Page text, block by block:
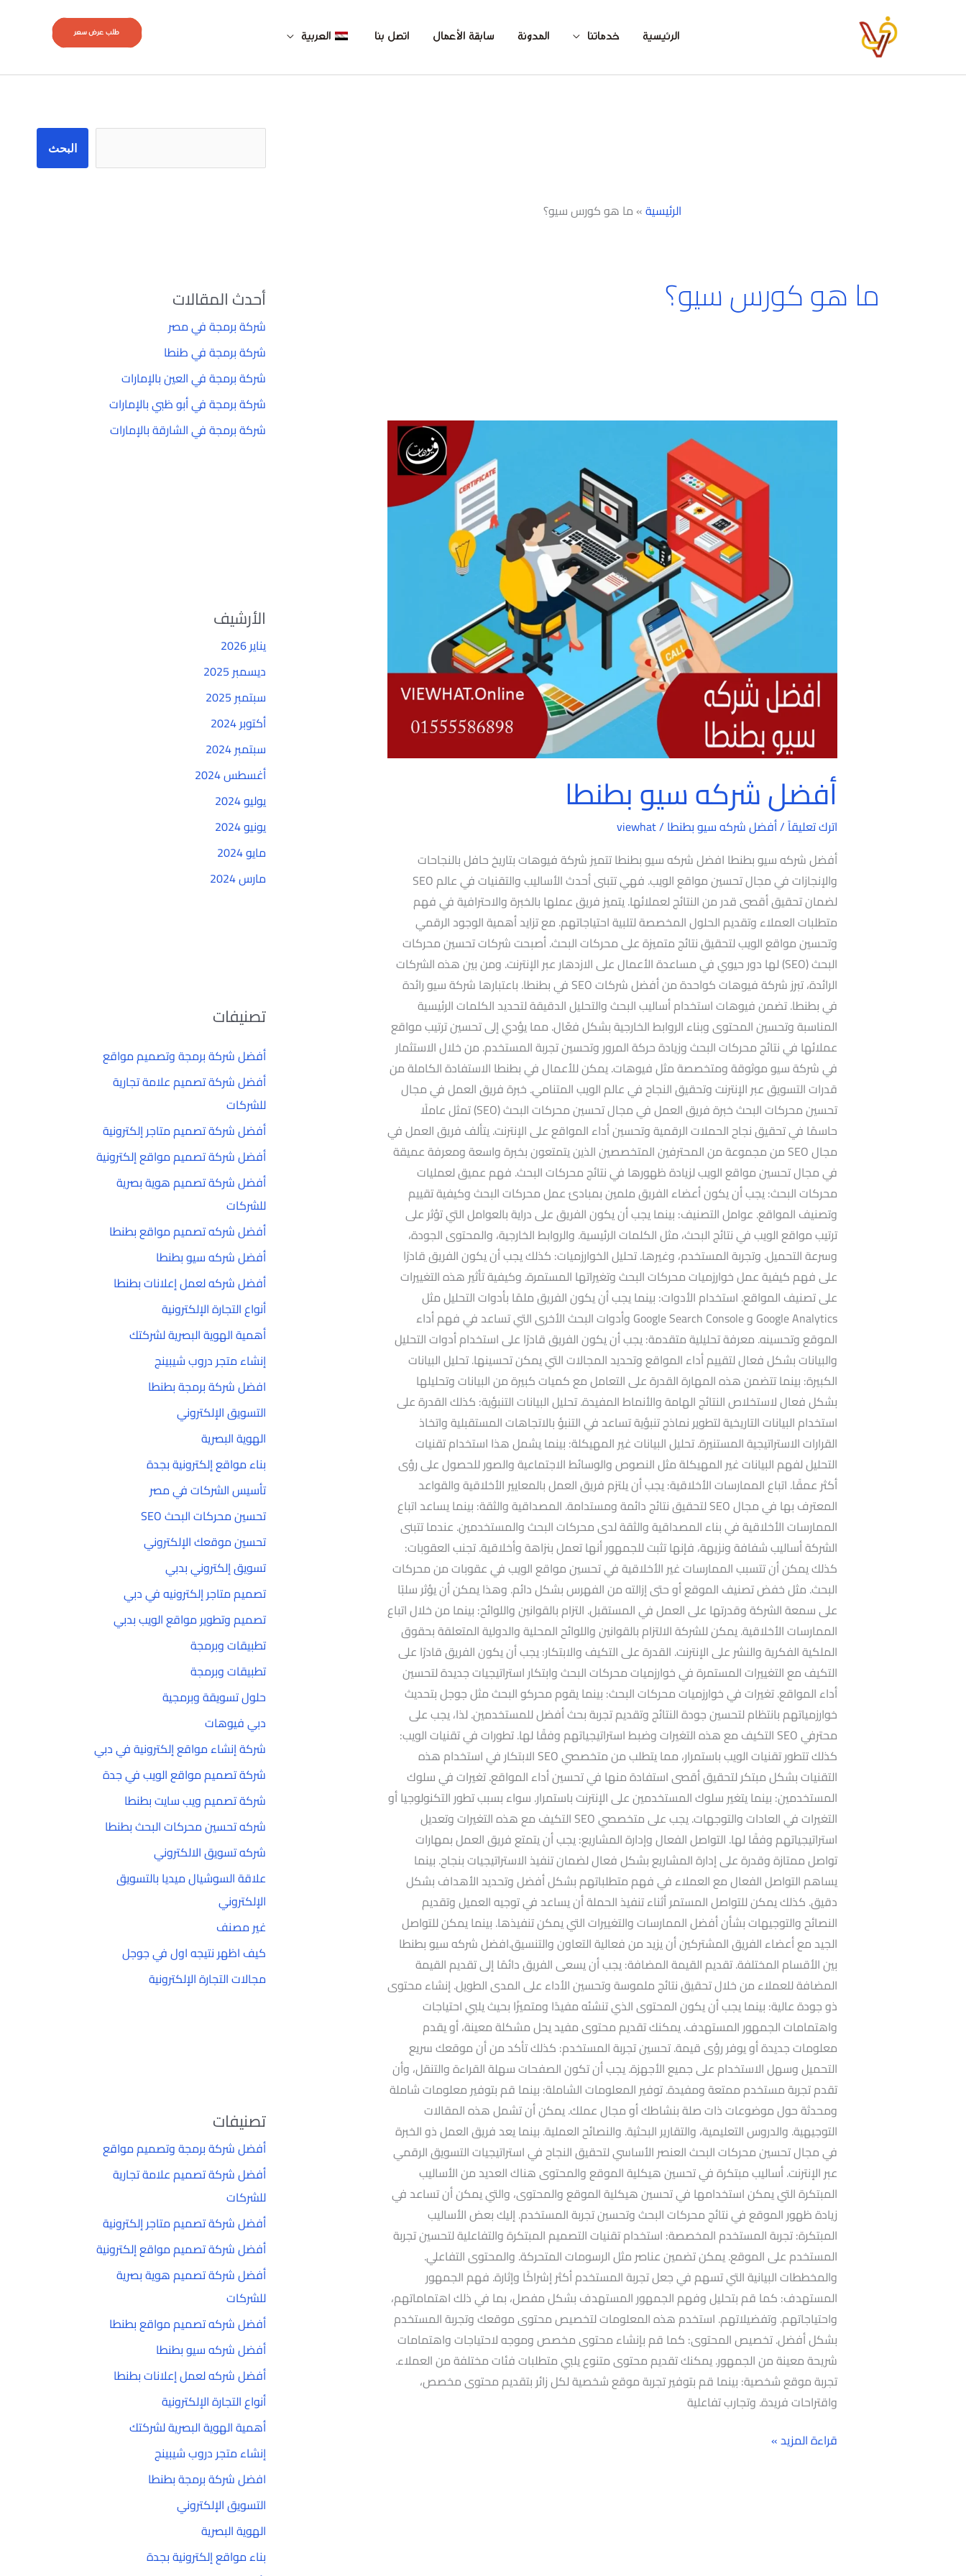
الرئيسية خدماتنا المدونة سابقة الأعمال اتصل بنا العربية طلب عرض سعر
الرئيسية» ما هو كورس سيو؟
ما هو كورس سيو؟
أفضل شركه سيو بطنطا
اترك تعليقاً/أفضل شركه سيو بطنطا /
viewhat
أفضل شركه سيو بطنطا افضل شركه سيو بطنطا تتميز شركة فيوهات بتاريخ حافل بالنجاحات
والإنجازات في مجال تحسين مواقع الويب. فهي تتبنى أحدث الأساليب والتقنيات في عالم SEO
لضمان تحقيق أقصى قدر من النتائج لعملائها. يتميز فريق عملها بالخبرة والاحترافية في فهم
متطلبات العملاء وتقديم الحلول المخصصة لتلبية احتياجاتهم. مع تزايد أهمية الوجود الرقمي
وتحسين مواقع الويب لتحقيق نتائج متميزة على محركات البحث. أصبحت شركات تحسين محركات
البحث (SEO) لها دور حيوي في مساعدة الأعمال على الازدهار عبر الإنترنت. ومن بين هذه الشركات
الرائدة، تبرز شركة فيوهات كواحدة من أفضل شركات SEO في بطنطا. باعتبارها شركة سيو رائدة
في بطنطا. تضمن فيوهات استخدام أساليب البحث والتحليل الدقيقة لتحديد الكلمات الرئيسية
المناسبة وتحسين المحتوى وبناء الروابط الخارجية بشكل فعّال. مما يؤدي إلى تحسين ترتيب مواقع
عملائها في نتائج محركات البحث وزيادة حركة المرور وتحسين تجربة المستخدم. من خلال الاستثمار
في شركة سيو موثوقة ومتخصصة مثل فيوهات. يمكن للأعمال في بطنطا الاستفادة الكاملة من
قدرات التسويق عبر الإنترنت وتحقيق النجاح في عالم الويب المتنامي. خبرة فريق العمل في مجال
تحسين محركات البحث خبرة فريق العمل في مجال تحسين محركات البحث (SEO) تمثل عاملًا
حاسمًا في تحقيق نجاح الحملات الرقمية وتحسين أداء المواقع على الإنترنت. يتألف فريق العمل في
مجال SEO من مجموعة من المحترفين المتخصصين الذين يتمتعون بخبرة واسعة ومعرفة عميقة
في مجال تحسين مواقع الويب لزيادة ظهورها في نتائج محركات البحث. فهم عميق لعمليات
محركات البحث: يجب أن يكون أعضاء الفريق ملمين بمبادئ عمل محركات البحث وكيفية تقييم
وتصنيف المواقع. عوامل التصنيف: بينما يجب أن يكون الفريق على دراية بالعوامل التي تؤثر على
ترتيب مواقع الويب في نتائج البحث، مثل الكلمات الرئيسية. والروابط الخارجية، والمحتوى الجودة،
وسرعة التحميل. وتجربة المستخدم، وغيرها. تحليل الخوارزميات: كذلك يجب أن يكون الفريق قادرًا
على فهم كيفية عمل خوارزميات محركات البحث وتغيراتها المستمرة. وكيفية تأثير هذه التغييرات
على تصنيف المواقع. استخدام الأدوات: بينما يجب أن يكون الفريق ملمًا بأدوات التحليل مثل
Google Analytics و Google Search Console وأدوات البحث الأخرى التي تساعد في فهم أداء
الموقع وتحسينه. معرفة تحليلية متقدمة: يجب أن يكون الفريق قادرًا على استخدام أدوات التحليل
والبيانات بشكل فعال لتقييم أداء المواقع وتحديد المجالات التي يمكن تحسينها. تحليل البيانات
الكبيرة: بينما تتضمن هذه المهارة القدرة على التعامل مع كميات كبيرة من البيانات وتحليلها
بشكل فعال لاستخلاص النتائج الهامة والأنماط المفيدة. تحليل البيانات التنبؤية: كذلك القدرة على
استخدام البيانات التاريخية لتطوير نماذج تنبؤية تساعد في التنبؤ بالاتجاهات المستقبلية واتخاذ
القرارات الاستراتيجية المستنيرة. تحليل البيانات غير المهيكلة: بينما يشمل هذا استخدام تقنيات
التحليل لفهم البيانات غير المهيكلة مثل النصوص والوسائط الاجتماعية والصور للحصول على رؤى
أكثر عمقًا. اتباع الممارسات الأخلاقية: يجب أن يلتزم فريق العمل بالمعايير الأخلاقية والقواعد
المعترف بها في مجال SEO لتحقيق نتائج دائمة ومستدامة. المصداقية والثقة: بينما يساعد اتباع
الممارسات الأخلاقية في بناء المصداقية والثقة لدى محركات البحث والمستخدمين. عندما تتبنى
الشركة أساليب شفافة ونزيهة، فإنها تثبت للجمهور أنها تعمل بنزاهة وأخلاقية. تجنب العقوبات:
كذلك يمكن أن تتسبب الممارسات غير الأخلاقية في تحسين مواقع الويب في عقوبات من محركات
البحث. مثل خفض تصنيف الموقع أو حتى إزالته من الفهرس بشكل دائم. وهذا يمكن أن يؤثر سلبًا
على سمعة الشركة وقدرتها على العمل في المستقبل. التزام بالقوانين واللوائح: بينما من خلال اتباع
الممارسات الأخلاقية. يمكن للشركة الالتزام بالقوانين واللوائح المحلية والدولية المتعلقة بحقوق
الملكية الفكرية والنشر على الإنترنت. القدرة على التكيف والابتكار: يجب أن يكون الفريق قادرًا على
التكيف مع التغييرات المستمرة في خوارزميات محركات البحث وابتكار استراتيجيات جديدة لتحسين
أداء المواقع. تغيرات في خوارزميات محركات البحث: بينما يقوم محركو البحث مثل جوجل بتحديث
خوارزمياتهم بانتظام لتحسين جودة النتائج وتقديم تجربة بحث أفضل للمستخدمين. لذا، يجب على
محترفي SEO التكيف مع هذه التغيرات وضبط استراتيجياتهم وفقًا لها. تطورات في تقنيات الويب:
كذلك تتطور تقنيات الويب باستمرار، مما يتطلب من متخصصي SEO الابتكار في استخدام هذه
التقنيات بشكل مبتكر لتحقيق أقصى استفادة منها في تحسين أداء المواقع. تغيرات في سلوك
المستخدمين: بينما يتغير سلوك المستخدمين على الإنترنت باستمرار. سواء بسبب تطور التكنولوجيا أو
التغيرات في العادات والتوجهات. يجب على متخصصي SEO التكيف مع هذه التغيرات وتعديل
استراتيجياتهم وفقًا لها. التواصل الفعال وإدارة المشاريع: يجب أن يتمتع فريق العمل بمهارات
تواصل ممتازة وقدرة على إدارة المشاريع بشكل فعال لضمان تنفيذ الاستراتيجيات بنجاح. بينما
يساهم التواصل الفعال مع العملاء في فهم متطلباتهم بشكل أفضل وتحديد الأهداف بشكل
دقيق. كذلك يمكن للتواصل المستمر أثناء تنفيذ الحملة أن يساعد في توجيه العميل وتقديم
النصائح والتوجيهات بشأن أفضل الممارسات والتغييرات التي يمكن تنفيذها. بينما يمكن للتواصل
الجيد مع أعضاء الفريق المشتركين أن يزيد من فعالية التعاون والتنسيق.افضل شركه سيو بطنطا
بين الأقسام المختلفة. تقديم القيمة المضافة: يجب أن يسعى الفريق دائمًا إلى تقديم القيمة
المضافة للعملاء من خلال تحقيق نتائج ملموسة وتحسين الأداء على المدى الطويل. إنشاء محتوى
ذو جودة عالية: بينما يجب أن يكون المحتوى الذي تنشئه مفيدًا ومتميزًا بحيث يلبي احتياجات
واهتمامات الجمهور المستهدف. يمكنك تقديم محتوى مفيد يحل مشكلة معينة، أو يقدم
معلومات جديدة أو يوفر رؤى قيمة. تحسين تجربة المستخدم: كذلك تأكد من أن موقعك سريع
التحميل وسهل الاستخدام على جميع الأجهزة. يجب أن تكون الصفحات سهلة القراءة والتنقل، وأن
تقدم تجربة مستخدم ممتعة ومفيدة. توفير المعلومات الشاملة: بينما قم بتوفير معلومات شاملة
ومحدثة حول موضوعات ذات صلة بنشاطك أو مجال عملك. يمكن أن تشمل هذه المقالات
التوجيهية. والدروس التعليمية، والتقارير البحثية. والنصائح العملية. بينما يعد فريق العمل ذو الخبرة
في مجال تحسين محركات البحث العنصر الأساسي لتحقيق النجاح في استراتيجيات التسويق الرقمي
عبر الإنترنت. أساليب مبتكرة في تحسين هيكلية الموقع والمحتوى هناك العديد من الأساليب
المبتكرة التي يمكن استخدامها في تحسين هيكلية الموقع والمحتوى، والتي يمكن أن تساعد في
زيادة ظهور الموقع في نتائج محركات البحث وتحسين تجربة المستخدم. إليك بعض الأساليب
المبتكرة: تجربة المستخدم المخصصة: استخدام تقنيات التصميم المبتكرة والتفاعلية لتحسين تجربة
المستخدم على الموقع. يمكن تضمين عناصر مثل الرسومات المتحركة. والمحتوى التفاعلي.
والمخططات البيانية التي تسهم في جعل تجربة المستخدم أكثر إشراكًا وإثارة. فهم الجمهور
المستهدف: كما قم بتحليل وفهم الجمهور المستهدف بشكل مفصل، بما في ذلك اهتماماتهم،
واحتياجاتهم. وتفضيلاتهم. استخدم هذه المعلومات لتخصيص محتوى موقعك وتجربة المستخدم
بشكل أفضل. تخصيص المحتوى: كما قم بإنشاء محتوى مخصص وموجه لاحتياجات واهتمامات
شريحة معينة من الجمهور. يمكنك تقديم محتوى متنوع يلبي متطلبات فئات مختلفة من العملاء.
تجربة موقع شخصية: بينما قم بتوفير تجربة موقع شخصية لكل زائر بتقديم محتوى مخصص،
واقتراحات فريدة. وتجارب تفاعلية
قراءة المزيد »
البحث
أحدث المقالات
شركة برمجة في مصر
شركة برمجة في طنطا
شركة برمجة في العين بالإمارات
شركة برمجة في أبو ظبي بالإمارات
شركة برمجة في الشارقة بالإمارات
الأرشيف
يناير 2026
ديسمبر 2025
سبتمبر 2025
أكتوبر 2024
سبتمبر 2024
أغسطس 2024
يوليو 2024
يونيو 2024
مايو 2024
مارس 2024
تصنيفات
أفضل شركة برمجة وتصميم مواقع
أفضل شركة تصميم علامة تجارية
للشركات
أفضل شركة تصميم متاجر إلكترونية
أفضل شركة تصميم مواقع إلكترونية
أفضل شركة تصميم هوية بصرية
للشركات
أفضل شركه تصميم مواقع بطنطا
أفضل شركه سيو بطنطا
أفضل شركه لعمل إعلانات بطنطا
أنواع التجارة الإلكترونية
أهمية الهوية البصرية لشركتك
إنشاء متجر دروب شيبينج
افضل شركة برمجة بطنطا
التسويق الإلكتروني
الهوية البصرية
بناء مواقع إلكترونية بجدة
تأسيس الشركات في مصر
تحسين محركات البحث SEO
تحسين موقعك الإلكتروني
تسويق إلكتروني بدبي
تصميم متاجر إلكترونيه في دبي
تصميم وتطوير مواقع الويب بدبي
تطبيقات وبرمجة
تطبيقات وبرمجة
حلول تسويقة وبرمجية
دبي فيوهات
شركة إنشاء مواقع إلكترونية في دبي
شركة تصميم مواقع الويب في جدة
شركة تصميم ويب سايت بطنطا
شركه تحسين محركات البحث بطنطا
شركه تسويق الالكتروني
علاقة السوشيال ميديا بالتسويق
الإلكتروني
غير مصنف
كيف اظهر نتيجه اول في جوجل
مجالات التجارة الإلكترونية
تصنيفات
أفضل شركة برمجة وتصميم مواقع
أفضل شركة تصميم علامة تجارية
للشركات
أفضل شركة تصميم متاجر إلكترونية
أفضل شركة تصميم مواقع إلكترونية
أفضل شركة تصميم هوية بصرية
للشركات
أفضل شركه تصميم مواقع بطنطا
أفضل شركه سيو بطنطا
أفضل شركه لعمل إعلانات بطنطا
أنواع التجارة الإلكترونية
أهمية الهوية البصرية لشركتك
إنشاء متجر دروب شيبينج
افضل شركة برمجة بطنطا
التسويق الإلكتروني
الهوية البصرية
بناء مواقع إلكترونية بجدة